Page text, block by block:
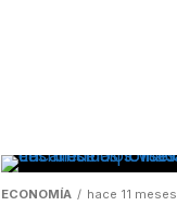
ECONOMÍA hace 11 meses